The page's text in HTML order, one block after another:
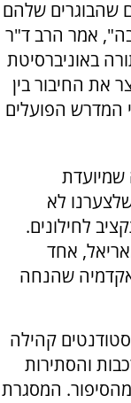
שהבוגרים שלהם
אמר הרב ד"ר
באוניברסיטת
את החיבור בין
המדרש הפועלים
שמיועדת
לא
לחילונים.
אחד
שהנחה
קהילה
והסתירות
המסגרת